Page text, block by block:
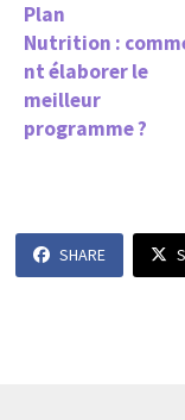
Plan
Nutrition :
nt élaborer le
meilleur
programme ?
SHARE